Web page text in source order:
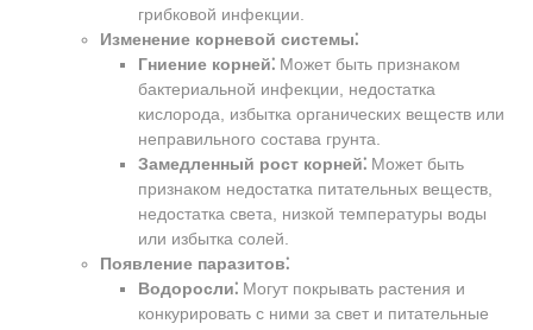
грибковой инфекции.
Изменение корневой системы⁚
Гниение корней⁚ Может быть признаком
бактериальной инфекции, недостатка
кислорода, избытка органических веществ или
неправильного состава грунта.
Замедленный рост корней⁚ Может быть
признаком недостатка питательных веществ,
недостатка света, низкой температуры воды
или избытка солей.
Появление паразитов⁚
Водоросли⁚ Могут покрывать растения и
конкурировать с ними за свет и питательные